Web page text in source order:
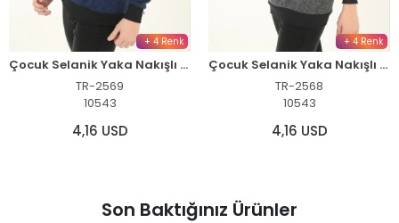
+ 4 Renk
Çocuk Selanik Yaka Nakışlı Kazak - Lacivert
TR-2569
10543
4,16 USD
+ 4 Renk
Çocuk Selanik Yaka Nakışlı Kazak - Gri
TR-2568
10543
4,16 USD
Son Baktığınız Ürünler